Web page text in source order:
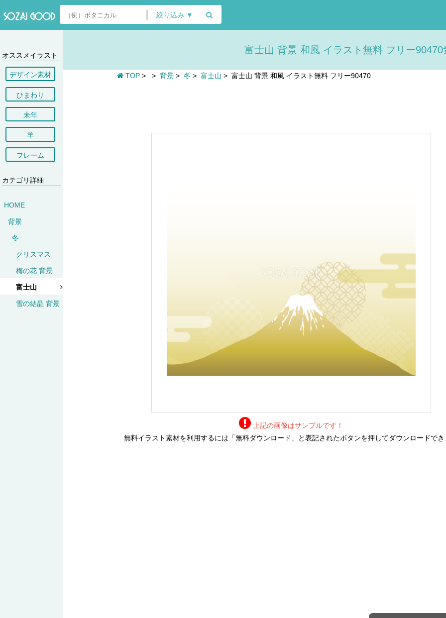
絞り込み ▼
オススメイラスト
デザイン素材
ひまわり
未年
羊
フレーム
カテゴリ詳細
HOME
背景
冬
クリスマス
梅の花 背景
富士山
雪の結晶 背景
富士山 背景 和風 イラスト無料 フリー90470
TOP > > 背景 > 冬 > 富士山 > 富士山 背景 和風 イラスト無料 フリー90470
上記の画像はサンプルです！
無料イラスト素材を利用するには「無料ダウンロード」と表記されたボタンを押してダウンロードでき